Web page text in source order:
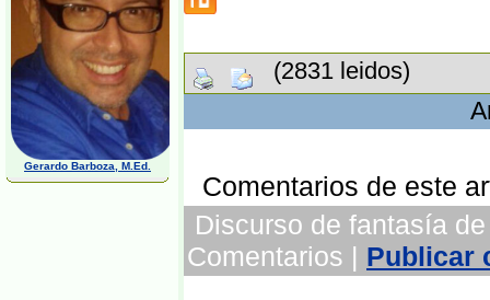
Gerardo Barboza, M.Ed.
(2831 leidos)
Comentarios de este
Discurso de fantasía
Comentarios | Publicar